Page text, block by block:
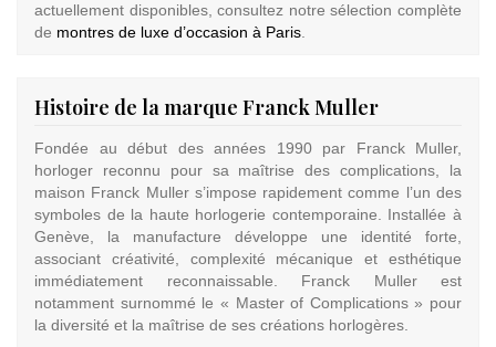
actuellement disponibles, consultez notre sélection complète
de montres de luxe d’occasion à Paris.
Histoire de la marque Franck Muller
Fondée au début des années 1990 par Franck Muller,
horloger reconnu pour sa maîtrise des complications, la
maison Franck Muller s’impose rapidement comme l’un des
symboles de la haute horlogerie contemporaine. Installée à
Genève, la manufacture développe une identité forte,
associant créativité, complexité mécanique et esthétique
immédiatement reconnaissable. Franck Muller est
notamment surnommé le « Master of Complications » pour
la diversité et la maîtrise de ses créations horlogères.